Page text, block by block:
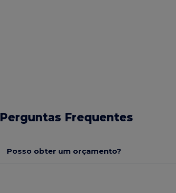
Perguntas Frequentes
Posso obter um orçamento?